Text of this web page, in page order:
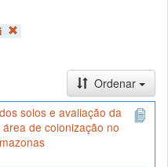
Ordenar
solos e avaliação da
de colonização no